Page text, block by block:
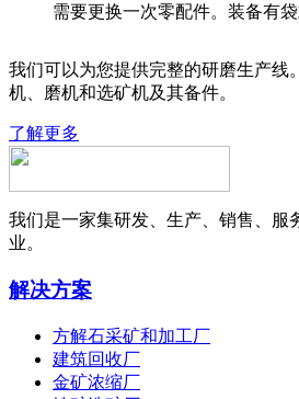
需要更换一次零配件。装备有
我们可以为您提供完整的研磨生产线
机、磨机和选矿机及其备件。
了解更多
我们是一家集研发、生产、销售、服
业。
解决方案
方解石采矿和加工厂
建筑回收厂
金矿浓缩厂